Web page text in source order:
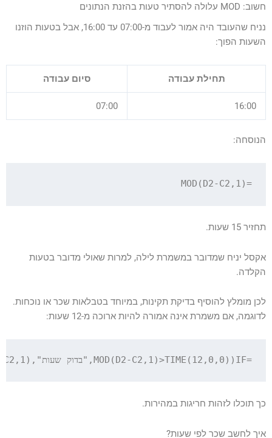
חשוב: MOD עלולה להסתיר טעות בהזנת הנתונים
נניח שהעובד היה אמור לעבוד מ-07:00 עד 16:00, אבל בטעות הוזנו
השעות הפוך:
תחילת עבודה סיום עבודה
16:00
07:00
הנוסחה:
=MOD(D2-C2,1)
תחזיר 15 שעות.
אקסל יניח שמדובר במשמרת לילה, למרות שאולי מדובר בטעות
הקלדה.
לכן מומלץ להוסיף בדיקת תקינות, במיוחד בטבלאות שכר או נוכחות.
לדוגמה, אם משמרת אינה אמורה להיות ארוכה מ-12 שעות:
=IF(MOD(D2-C2,1)>TIME(12,0,0),"בדוק שעות",MOD(D2-C2,1))
כך תוכלו לזהות חריגות במהירות.
איך לחשב שכר לפי שעות?